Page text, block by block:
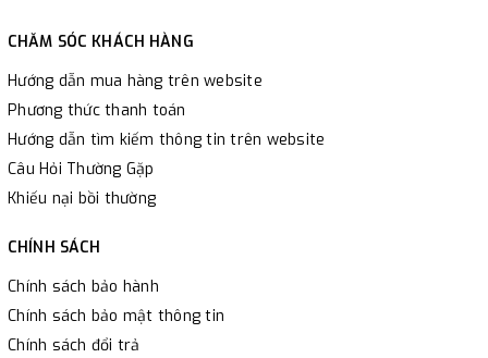
CHĂM SÓC KHÁCH HÀNG
Hướng dẫn mua hàng trên website
Phương thức thanh toán
Hướng dẫn tìm kiếm thông tin trên website
Câu Hỏi Thường Gặp
Khiếu nại bồi thường
CHÍNH SÁCH
Chính sách bảo hành
Chính sách bảo mật thông tin
Chính sách đổi trả